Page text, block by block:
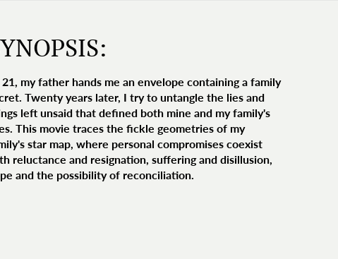
my father hands me an envelope containing a family
Twenty years later, I try to untangle the lies and
left unsaid that defined both mine and my family's
This movie traces the fickle geometries of my
star map, where personal compromises coexist
reluctance and resignation, suffering and disillusion,
and the possibility of reconciliation.